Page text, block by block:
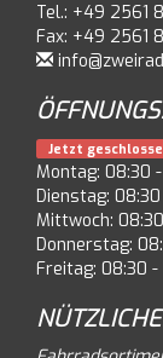
Tel.: +49 2561
Fax: +49 2561
Jetzt
Montag: 08:30
Dienstag: 08:30
Mittwoch:
Donnerstag:
Freitag: 08:30 -